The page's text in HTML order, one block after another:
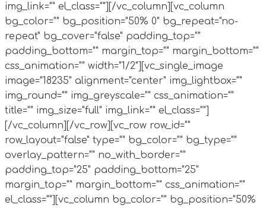
img_link="" el_class=""][/vc_column][vc_column
bg_color="" bg_position="50% 0" bg_repeat="no-
repeat" bg_cover="false" padding_top=""
padding_bottom="" margin_top="" margin_bottom=""
css_animation="" width="1/2"][vc_single_image
image="18235" alignment="center" img_lightbox=""
img_round="" img_greyscale="" css_animation=""
title="" img_size="full" img_link="" el_class=""]
[/vc_column][/vc_row][vc_row row_id=""
row_layout="false" type="" bg_color="" bg_type=""
overlay_pattern="" no_with_border=""
padding_top="25" padding_bottom="25"
margin_top="" margin_bottom="" css_animation=""
el_class=""][vc_column bg_color="" bg_position="50%